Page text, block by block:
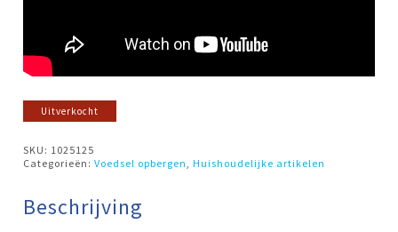
Uitverkocht
SKU: 1025125
Categorieën:Voedsel opbergen ,Huishoudelijke artikelen
Beschrijving